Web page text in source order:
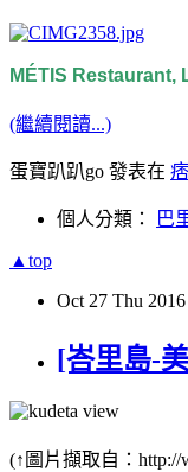
MÉTIS Restaurant,
(繼續閱讀...)
蛋寶趴趴go 發表在
個人分類： 巴
▲top
Oct 27 Thu 2016
[峇里島-
(↑圖片擷取自：http://